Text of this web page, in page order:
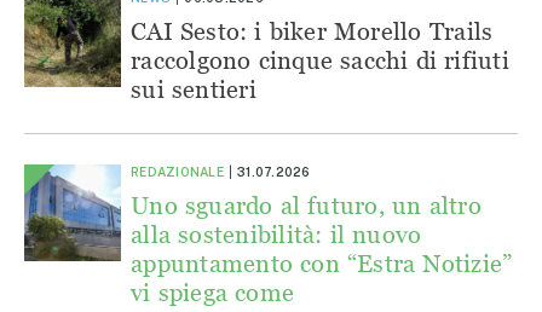
CAI Sesto: i biker Morello Trails
raccolgono cinque sacchi di rifiuti
sui sentieri
REDAZIONALE 31.07.2026
Uno sguardo al futuro, un altro
alla sostenibilità: il nuovo
appuntamento con “Estra Notizie”
vi spiega come